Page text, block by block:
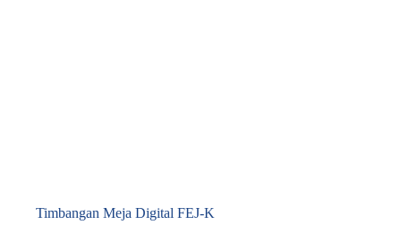
Timbangan Meja Digital FEJ-K